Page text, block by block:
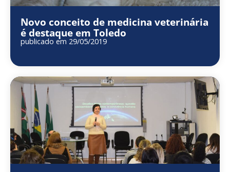
Novo conceito de medicina veterinária
é destaque em Toledo
publicado em 29/05/2019